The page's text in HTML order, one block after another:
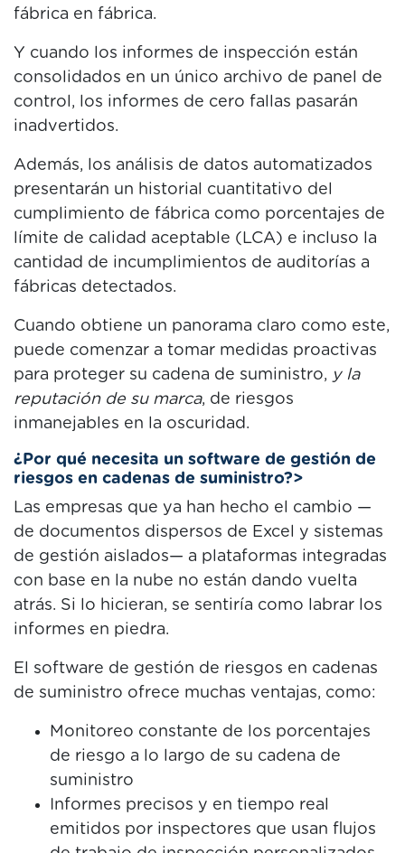
fábrica en fábrica.
Y cuando los informes de inspección están
consolidados en un único archivo de panel de
control, los informes de cero fallas pasarán
inadvertidos.
Además, los análisis de datos automatizados
presentarán un historial cuantitativo del
cumplimiento de fábrica como porcentajes de
límite de calidad aceptable (LCA) e incluso la
cantidad de incumplimientos de auditorías a
fábricas detectados.
Cuando obtiene un panorama claro como este,
puede comenzar a tomar medidas proactivas
para proteger su cadena de suministro, y la
reputación de su marca, de riesgos
inmanejables en la oscuridad.
¿Por qué necesita un software de gestión de
riesgos en cadenas de suministro?>
Las empresas que ya han hecho el cambio —
de documentos dispersos de Excel y sistemas
de gestión aislados— a plataformas integradas
con base en la nube no están dando vuelta
atrás. Si lo hicieran, se sentiría como labrar los
informes en piedra.
El software de gestión de riesgos en cadenas
de suministro ofrece muchas ventajas, como:
Monitoreo constante de los porcentajes
de riesgo a lo largo de su cadena de
suministro
Informes precisos y en tiempo real
emitidos por inspectores que usan flujos